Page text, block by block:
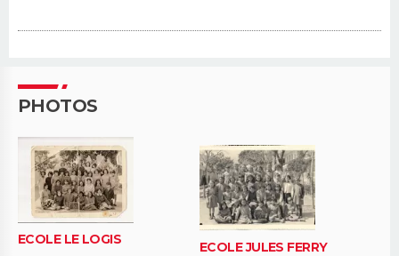
PHOTOS
ECOLE LE LOGIS ECOLE JULES FERRY